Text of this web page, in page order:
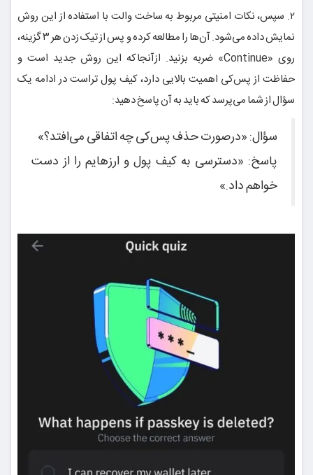
۲. سپس، نکات امنیتی مربوط به ساخت والت با استفاده از این روش
نمایش داده می‌شود. آن‌ها را مطالعه کرده و پس از تیک زدن هر ۳ گزینه،
روی «Continue» ضربه بزنید. ازآنجاکه این روش جدید است و
حفاظت از پس‌کی اهمیت بالایی دارد، کیف پول تراست در ادامه یک
سؤال از شما می‌پرسد که باید به آن پاسخ دهید:
سؤال: «درصورت حذف پس‌کی چه اتفاقی می‌افتد؟»
پاسخ: «دسترسی به کیف پول و ارزهایم را از دست
خواهم داد.»